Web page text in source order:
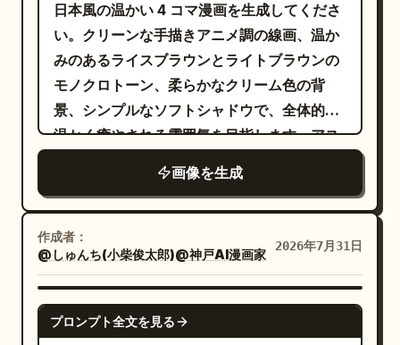
and high-contrast. The composition is
dense, chaotic, and symmetrical in its
asymmetry. The style should emulate
that of a hand-screen-printed concert
poster.
日本風の温かい 4 コマ漫画を生成してくださ
い。クリーンな手描きアニメ調の線画、温か
みのあるライスブラウンとライトブラウンの
モノクロトーン、柔らかなクリーム色の背
景、シンプルなソフトシャドウで、全体的に
温かく癒やされる雰囲気を目指します。アス
マレイアウトで、各コマの間は細い茶色の枠
線で区切ります。上部のタイトル：「
Couple's Day
」という大きな文字を配置
し、両側に小さなハートを添え、手書き風の
ダークブラウンで表現してください。 [4 コマ
の内容] 1 コマ目：若いアジア人カップルの立
ち姿。 男性 が 女性 の後ろに立ち、優しく
画像を生成
作成者：
@しゅんち(小柴俊太郎)@神戸AI漫画家
2026年7月31日
GPT IMAGE 2
プロンプト全文を見る